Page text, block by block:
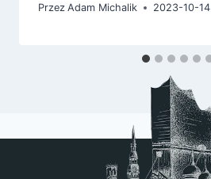
Przez Adam Michalik 2023-10-14